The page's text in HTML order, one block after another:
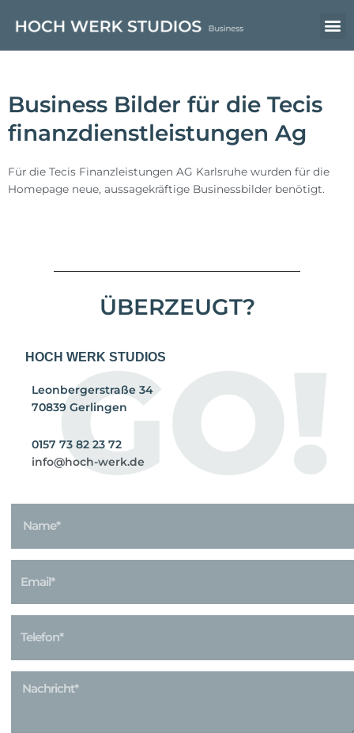
Inhalt
Business Bilder für die Tecis
finanzdienstleistungen Ag
Für die Tecis Finanzleistungen AG Karlsruhe wurden für die
Homepage neue, aussagekräftige Businessbilder benötigt.
ÜBERZEUGT?
HOCH WERK STUDIOS
Leonbergerstraße 34
70839 Gerlingen
0157 73 82 23 72
info@hoch-werk.de